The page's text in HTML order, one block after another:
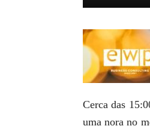
Cerca das
uma nora no